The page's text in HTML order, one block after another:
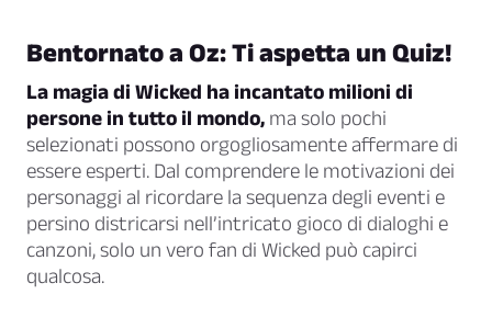
Bentornato a Oz: Ti aspetta un Quiz!
La magia di Wicked ha incantato milioni di
persone in tutto il mondo, ma solo pochi
selezionati possono orgogliosamente affermare di
essere esperti. Dal comprendere le motivazioni dei
personaggi al ricordare la sequenza degli eventi e
persino districarsi nell’intricato gioco di dialoghi e
canzoni, solo un vero fan di Wicked può capirci
qualcosa.